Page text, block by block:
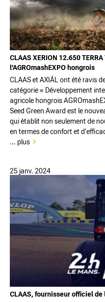
CLAAS XERION 12.650
l'AGROmashEXPO hongrois
CLAAS et AXIÁL ont été ravis
catégorie « Développement
agricole hongrois
Seed Green Award est le
qui établit non seulement de
en termes de confort et
... plus
25 janv. 2024
CLAAS, fournisseur officiel de